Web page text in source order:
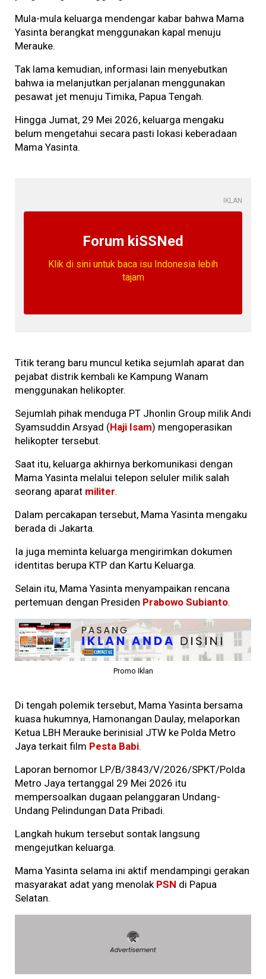
Mula-mula keluarga mendengar kabar bahwa Mama
Yasinta berangkat menggunakan kapal menuju
Merauke.
Tak lama kemudian, informasi lain menyebutkan
bahwa ia melanjutkan perjalanan menggunakan
pesawat jet menuju Timika, Papua Tengah.
Hingga Jumat, 29 Mei 2026, keluarga mengaku
belum mengetahui secara pasti lokasi keberadaan
Mama Yasinta.
IKLAN
Forum kiSSNed
Klik di sini untuk baca isu Indonesia lebih
tajam
Titik terang baru muncul ketika sejumlah aparat dan
pejabat distrik kembali ke Kampung Wanam
menggunakan helikopter.
Sejumlah pihak menduga PT Jhonlin Group milik Andi
Syamsuddin Arsyad (Haji Isam) mengoperasikan
helikopter tersebut.
Saat itu, keluarga akhirnya berkomunikasi dengan
Mama Yasinta melalui telepon seluler milik salah
seorang aparat militer.
Dalam percakapan tersebut, Mama Yasinta mengaku
berada di Jakarta.
Ia juga meminta keluarga mengirimkan dokumen
identitas berupa KTP dan Kartu Keluarga.
Selain itu, Mama Yasinta menyampaikan rencana
pertemuan dengan Presiden Prabowo Subianto.
Promo Iklan
Di tengah polemik tersebut, Mama Yasinta bersama
kuasa hukumnya, Hamonangan Daulay, melaporkan
Ketua LBH Merauke berinisial JTW ke Polda Metro
Jaya terkait film Pesta Babi.
Laporan bernomor LP/B/3843/V/2026/SPKT/Polda
Metro Jaya tertanggal 29 Mei 2026 itu
mempersoalkan dugaan pelanggaran Undang-
Undang Pelindungan Data Pribadi.
Langkah hukum tersebut sontak langsung
mengejutkan keluarga.
Mama Yasinta selama ini aktif mendampingi gerakan
masyarakat adat yang menolak PSN di Papua
Selatan.